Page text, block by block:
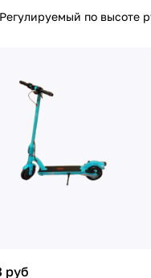
Регулируемый по высоте
руб